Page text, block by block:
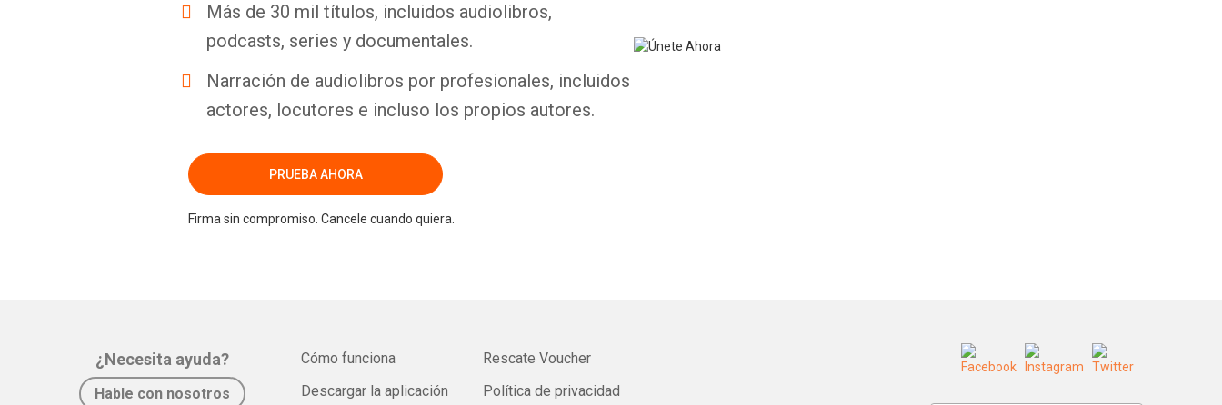
Más de 30 mil títulos, incluidos audiolibros,
podcasts, series y documentales.
Narración de audiolibros por profesionales, incluidos
actores, locutores e incluso los propios autores.
PRUEBA AHORA
Firma sin compromiso. Cancele cuando quiera.
¿Necesita ayuda?
Hable con nosotros
Cómo funciona
Descargar la aplicación
Rescate Voucher
Política de privacidad